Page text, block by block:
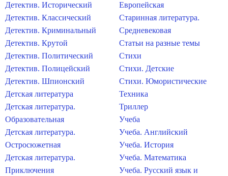
Детектив. Исторический
Детектив. Классический
Детектив. Криминальный
Детектив. Крутой
Детектив. Политический
Детектив. Полицейский
Детектив. Шпионский
Детская литература
Детская литература.
Образовательная
Детская литература.
Остросюжетная
Детская литература.
Приключения
Европейская
Старинная литература.
Средневековая
Статьи на разные темы
Стихи
Стихи. Детские
Стихи. Юмористические
Техника
Триллер
Учеба
Учеба. Английский
Учеба. История
Учеба. Математика
Учеба. Русский язык и